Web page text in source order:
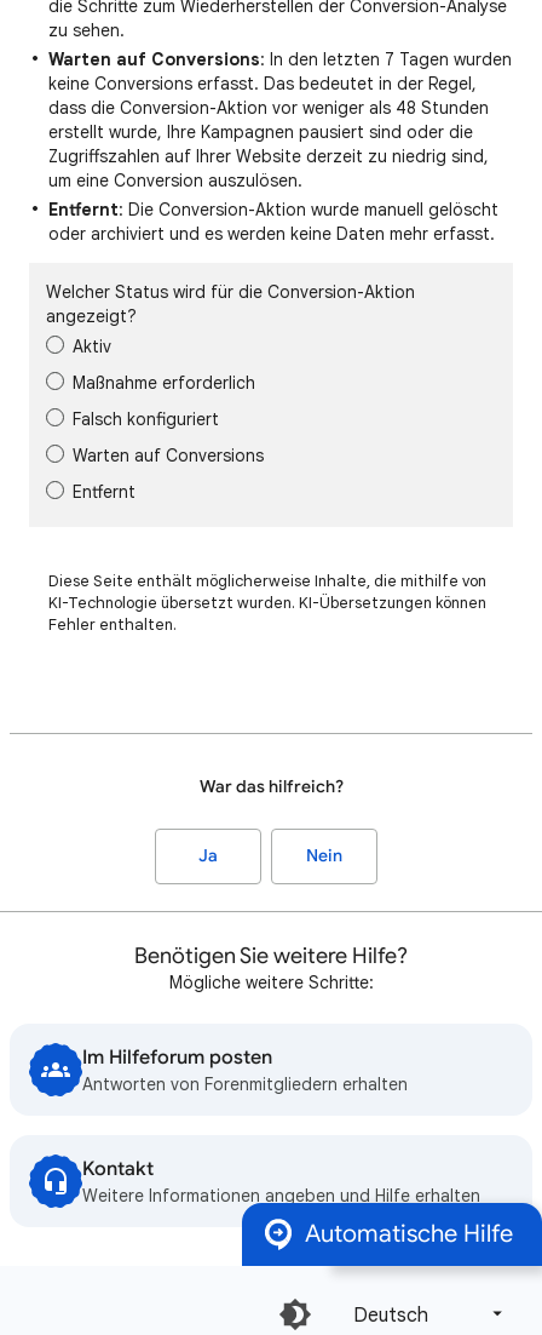
die Schritte zum Wiederherstellen der Conversion-Analyse
zu sehen.
Warten auf Conversions: In den letzten 7 Tagen wurden
keine Conversions erfasst. Das bedeutet in der Regel,
dass die Conversion-Aktion vor weniger als 48 Stunden
erstellt wurde, Ihre Kampagnen pausiert sind oder die
Zugriffszahlen auf Ihrer Website derzeit zu niedrig sind,
um eine Conversion auszulösen.
Entfernt: Die Conversion-Aktion wurde manuell gelöscht
oder archiviert und es werden keine Daten mehr erfasst.
Welcher Status wird für die Conversion-Aktion
angezeigt?
Aktiv
Maßnahme erforderlich
Falsch konfiguriert
Warten auf Conversions
Entfernt
Diese Seite enthält möglicherweise Inhalte, die mithilfe von
KI-Technologie übersetzt wurden. KI-Übersetzungen können
Fehler enthalten.
War das hilfreich?
Ja Nein
Benötigen Sie weitere Hilfe?
Mögliche weitere Schritte:
Im Hilfeforum posten
Antworten von Forenmitgliedern erhalten
Kontakt
Weitere Informationen angeben und Hilfe erhalten
Deutsch‎
Automatische Hilfe